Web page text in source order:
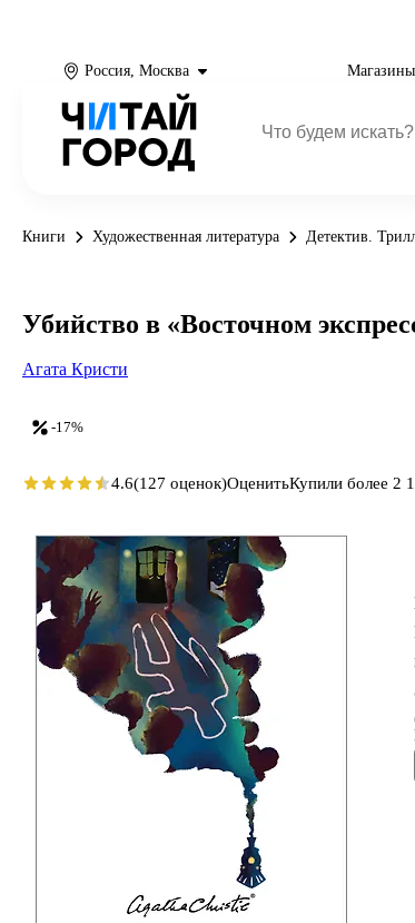
Россия, Москва Магазины
Книги Художественная литература Детектив.
-17%
Убийство в «Восточном
Агата Кристи
4.6(127 оценок)ОценитьКупили более 2